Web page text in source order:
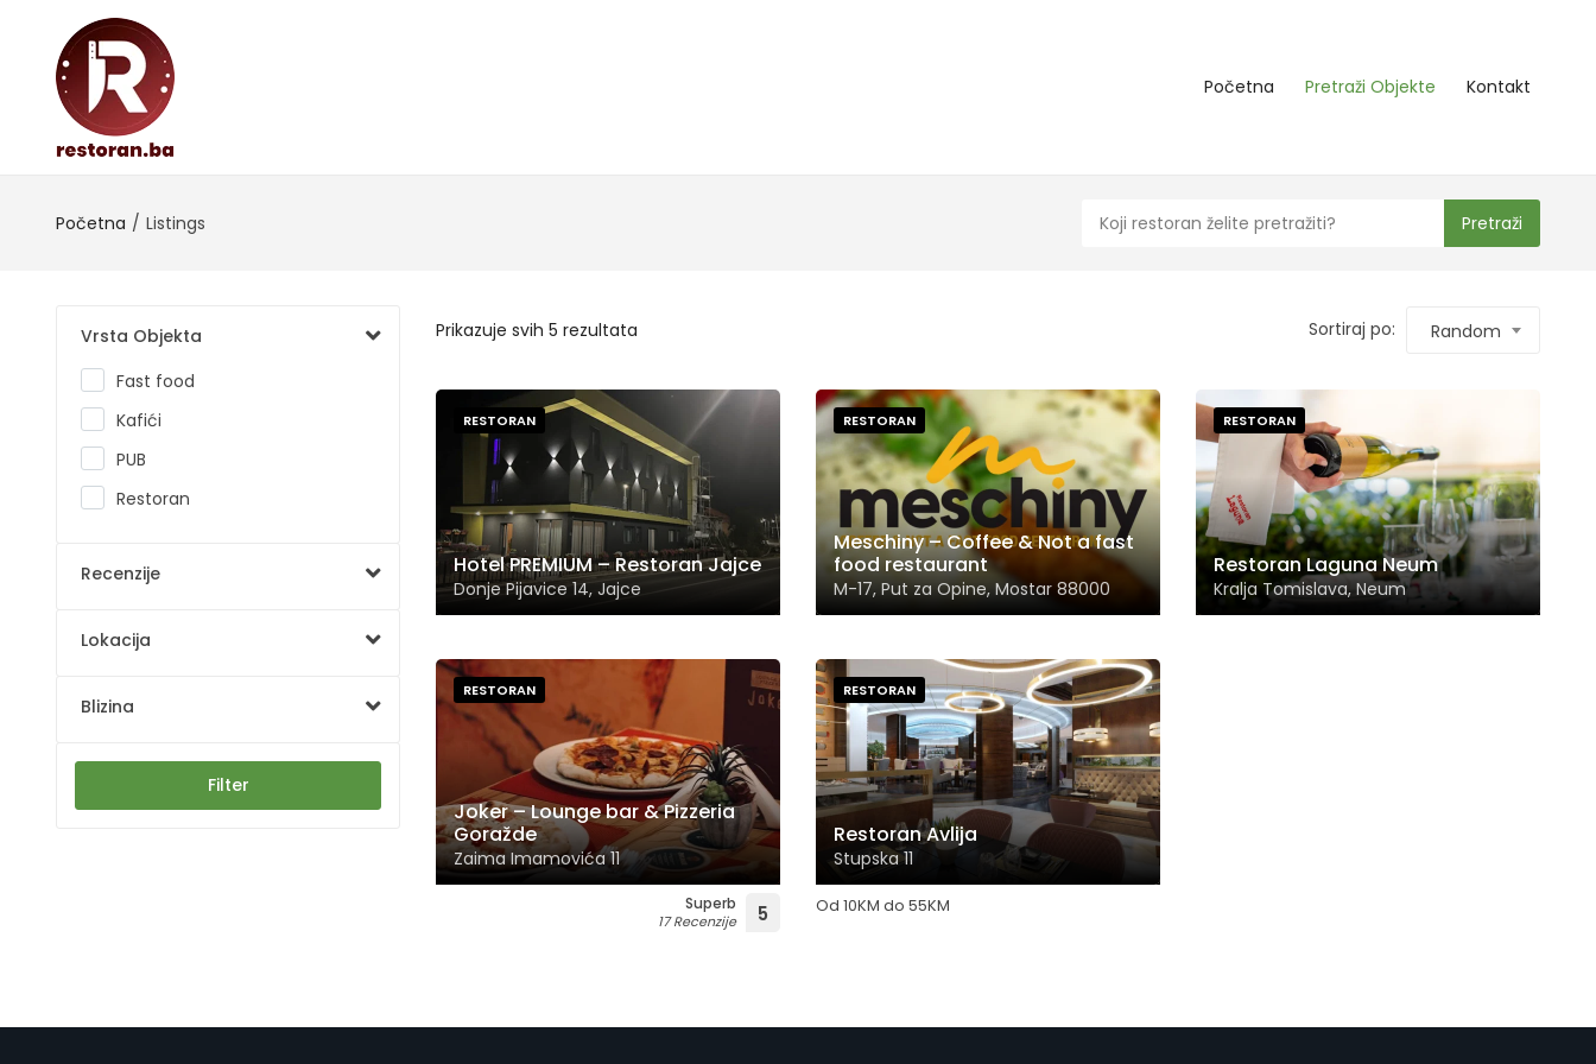
Početna Pretraži Objekte Kontakt
Početna Listings Pretraži
Vrsta Objekta
Fast food
Kafići
PUB
Restoran
Recenzije
Lokacija
Blizina
Filter
Prikazuje svih 5 rezultata Sortiraj po: Random
RESTORAN
Hotel PREMIUM – Restoran Jajce
Donje Pijavice 14, Jajce
RESTORAN
Meschiny – Coffee & Not a fast
food restaurant
M-17, Put za Opine, Mostar 88000
RESTORAN
Restoran Laguna Neum
Kralja Tomislava, Neum
RESTORAN
Joker – Lounge bar & Pizzeria
Goražde
Zaima Imamovića 11
Superb
17 Recenzije 5
RESTORAN
Restoran Avlija
Stupska 11
Od 10KM do 55KM